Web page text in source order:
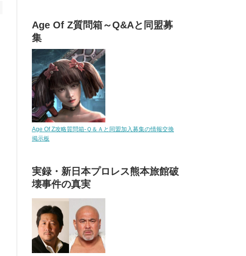
Age Of Z質問箱～Q&Aと同盟募
集
Age Of Z攻略質問箱-Ｑ＆Ａと同盟加入募集の情報交換
掲示板
実録・新日本プロレス熊本旅館破
壊事件の真実